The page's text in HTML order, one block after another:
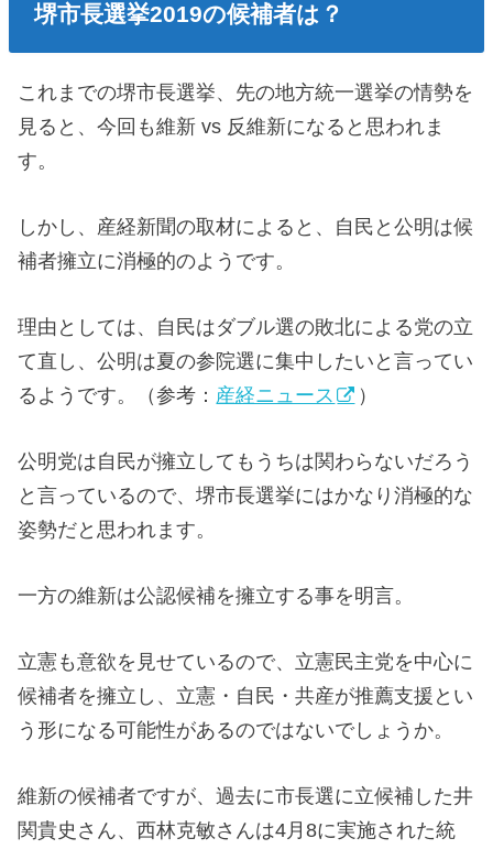
堺市長選挙2019の候補者は？
これまでの堺市長選挙、先の地方統一選挙の情勢を
見ると、今回も維新 vs 反維新になると思われま
す。
しかし、産経新聞の取材によると、自民と公明は候
補者擁立に消極的のようです。
理由としては、自民はダブル選の敗北による党の立
て直し、公明は夏の参院選に集中したいと言ってい
るようです。（参考： 産経ニュース ）
公明党は自民が擁立してもうちは関わらないだろう
と言っているので、堺市長選挙にはかなり消極的な
姿勢だと思われます。
一方の維新は公認候補を擁立する事を明言。
立憲も意欲を見せているので、立憲民主党を中心に
候補者を擁立し、立憲・自民・共産が推薦支援とい
う形になる可能性があるのではないでしょうか。
維新の候補者ですが、過去に市長選に立候補した井
関貴史さん、西林克敏さんは4月8に実施された統